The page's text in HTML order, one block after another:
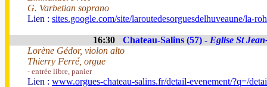
G. Varbetian soprano
Lien : sites.google.com/site/laroutedesorguesdelhuveaune/la-
16:30 Chateau-Salins (57) - Eglise St
Lorène Gédor, violon alto
Thierry Ferré, orgue
- entrée libre, panier
Lien : www.orgues-chateau-salins.fr/detail-evenement/?q=/